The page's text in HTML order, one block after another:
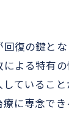
復の鍵とな
よる特有
ているこ
に専念で